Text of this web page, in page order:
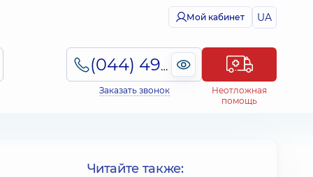
Мой кабинет UA
(044) 495-2-888
Заказать звонок
Неотложная
помощь
Читайте также: